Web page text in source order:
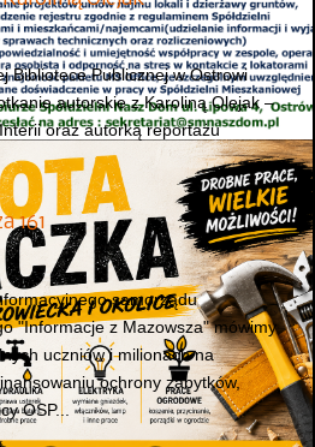
Bibliotece Publicznej w Ostrowi
autorskie z Karoliną Olejak –
oraz autorką reportażu
161
samorządu
"Informacje z Mazowsza" mówimy
uczniów i milionach na
ochrony zabytków,
OSP...